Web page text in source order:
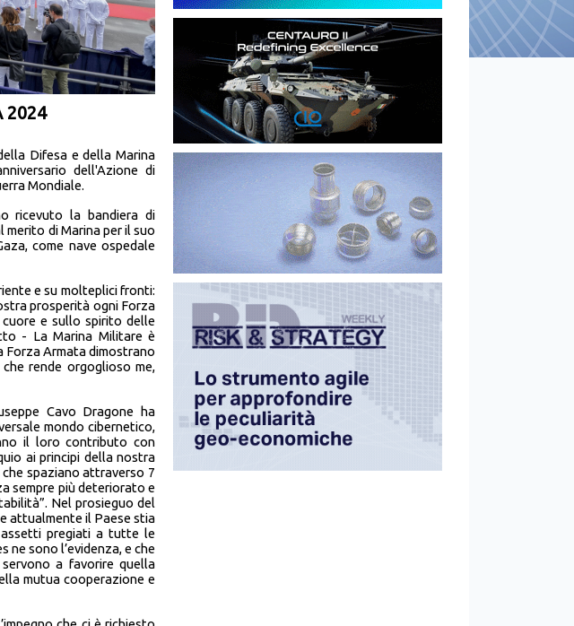
2024
Difesa e della Marina
dell'Azione di
Mondiale.
ricevuto la bandiera di
di Marina per il suo
come nave ospedale
e su molteplici fronti:
prosperità ogni Forza
e sullo spirito delle
- La Marina Militare è
Forza Armata dimostrano
rende orgoglioso me,
Cavo Dragone ha
mondo cibernetico,
il loro contributo con
ai principi della nostra
spaziano attraverso 7
sempre più deteriorato e
Nel prosieguo del
attualmente il Paese stia
assetti pregiati a tutte le
ne sono l’evidenza, e che
a favorire quella
mutua cooperazione e